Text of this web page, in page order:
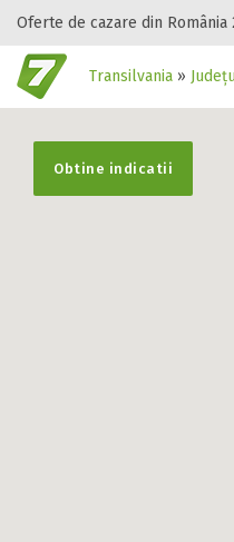
Oferte de cazare din România
Transilvania »
Obtine indicatii